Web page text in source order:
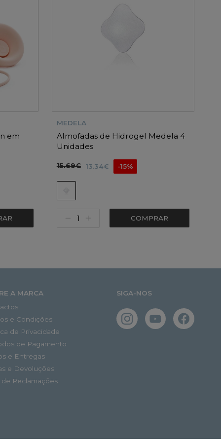
em
MEDELA
Almofadas de Hidrogel Medela 4
Unidades
15.69€ 13.34€ -15%
COMPRAR
A MARCA
e Condições
de Privacidade
de Pagamento
e Entregas
e Devoluções
de Reclamações
SIGA-NOS